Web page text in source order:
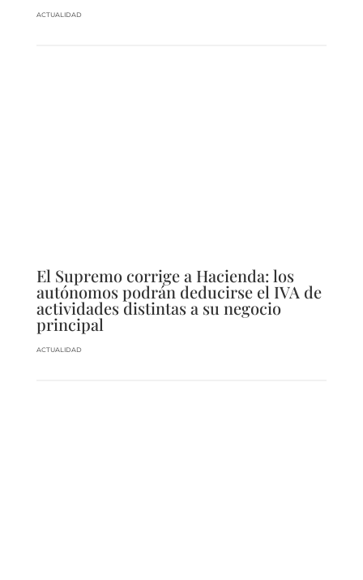
ACTUALIDAD
El Supremo corrige a Hacienda: los
autónomos podrán deducirse el IVA de
actividades distintas a su negocio
principal
ACTUALIDAD